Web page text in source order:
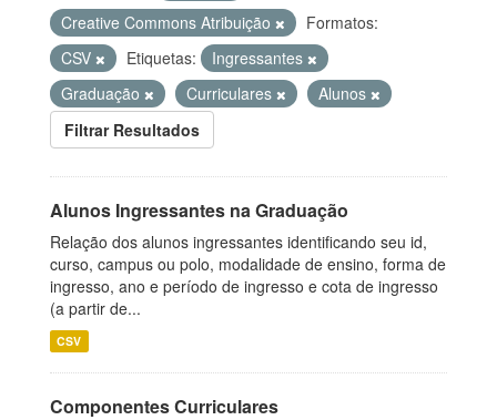
Creative Commons Atribuição
Formatos:
CSV
Etiquetas:
Ingressantes
Graduação
Curriculares
Alunos
Filtrar Resultados
Alunos Ingressantes na Graduação
Relação dos alunos ingressantes identificando seu id,
curso, campus ou polo, modalidade de ensino, forma de
ingresso, ano e período de ingresso e cota de ingresso
(a partir de...
CSV
Componentes Curriculares